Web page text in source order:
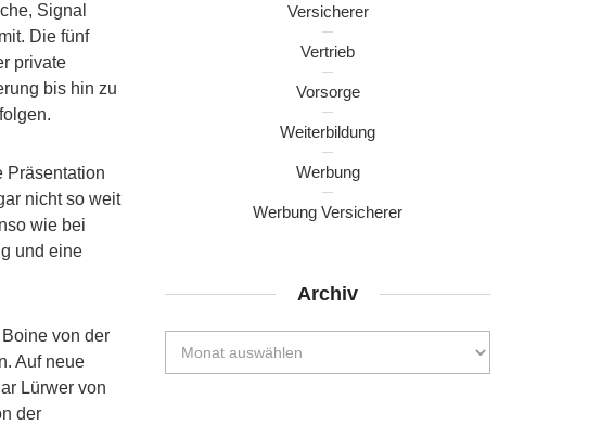
Signal
Die fünf
private
bis hin zu
Präsentation
nicht so weit
wie bei
und eine
von der
Auf neue
Lürwer von
der
Versicherer
Vertrieb
Vorsorge
Weiterbildung
Werbung
Werbung Versicherer
Archiv